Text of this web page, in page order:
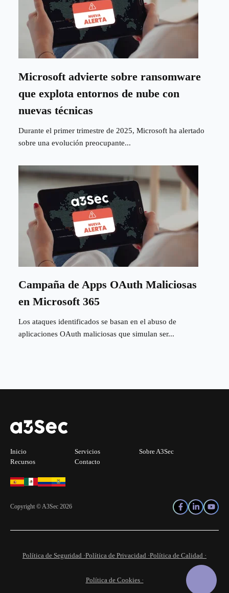
Microsoft advierte sobre ransomware
que explota entornos de nube con
nuevas técnicas
Durante el primer trimestre de 2025, Microsoft ha alertado
sobre una evolución preocupante...
Campaña de Apps OAuth Maliciosas
en Microsoft 365
Los ataques identificados se basan en el abuso de
aplicaciones OAuth maliciosas que simulan ser...
Inicio Servicios
Sobre A3Sec
Recursos
Contacto
Copyright © A3Sec 2026
Política de Seguridad ·Política de Privacidad ·Política de Calidad ·
Política de Cookies ·